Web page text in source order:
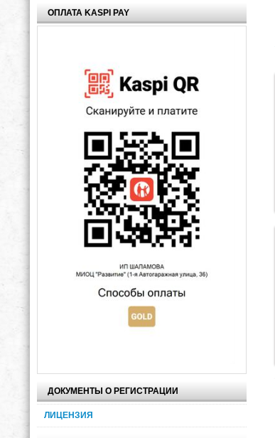
ОПЛАТА KASPI PAY
ДОКУМЕНТЫ О РЕГИСТРАЦИИ
ЛИЦЕНЗИЯ